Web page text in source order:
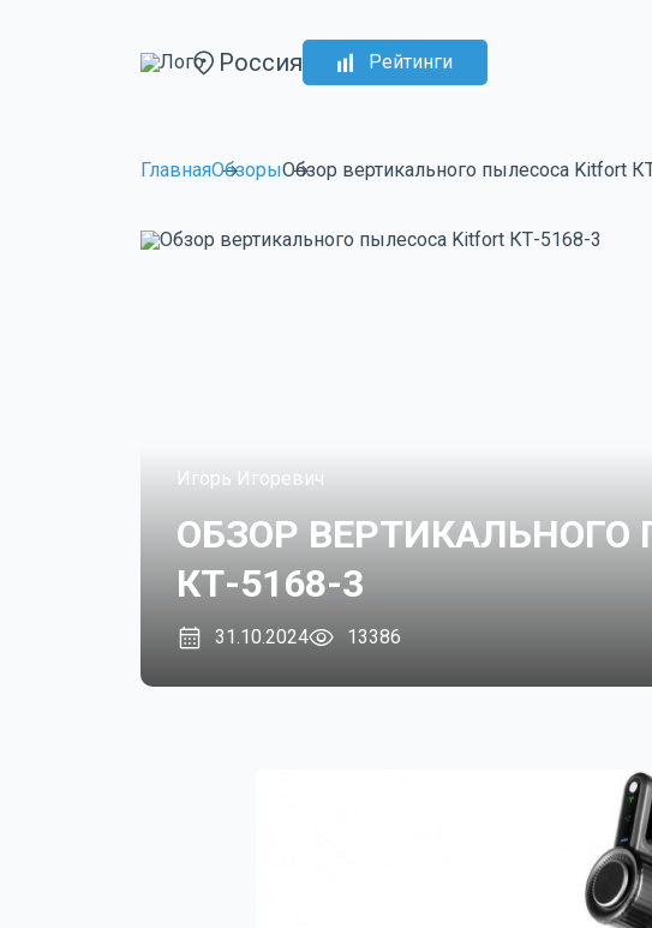
Россия Рейтинги
ГлавнаяОбзорыОбзор вертикального пылесоса Kitfort
Игорь Игоревич
ОБЗОР ВЕРТИКАЛЬНОГО
КТ-5168-3
31.10.2024 13386